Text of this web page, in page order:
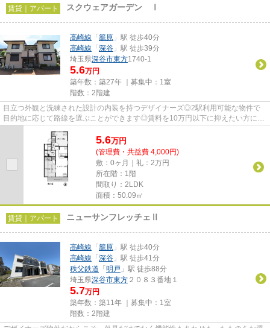
賃貸｜アパート スクウェアガーデン Ⅰ
高崎線 「 籠原 」駅 徒歩40分
高崎線 「 深谷 」駅 徒歩39分
埼玉県深谷市東方1740-1
5.6万円
築年数：築27年 ｜募集中： 1室
階数：2階建
目立つ外観と洗練された設計の内装を持つデザイナーズ◎2駅利用可能な物件で
目的地に応じて路線を選ぶことができます◎賃料を10万円以下に抑えたい方にお
5.6万円
(管理費・共益費 4,000円)
敷：0ヶ月｜礼：2万円
所在階：1階
間取り：2LDK
面積：50.09㎡
賃貸｜アパート ニューサンフレッチェⅡ
高崎線 「 籠原 」駅 徒歩40分
高崎線 「 深谷 」駅 徒歩41分
秩父鉄道 「 明戸 」駅 徒歩88分
埼玉県深谷市東方 ２０８３番地１
5.7万円
築年数：築11年 ｜募集中： 1室
階数：2階建